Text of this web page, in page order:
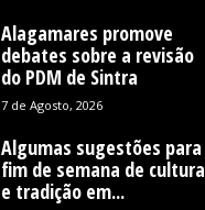
Alagamares promove
debates sobre a revisão
do PDM de Sintra
7 de Agosto, 2026
Algumas sugestões para
fim de semana de cultura
e tradição em...